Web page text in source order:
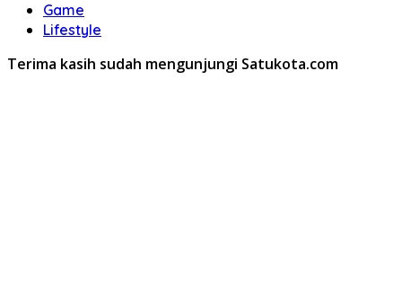
Game
Lifestyle
Terima kasih sudah mengunjungi Satukota.com